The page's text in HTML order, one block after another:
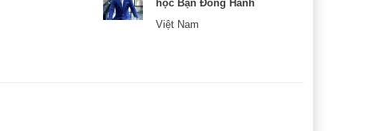
học Bạn Đồng Hành
Việt Nam